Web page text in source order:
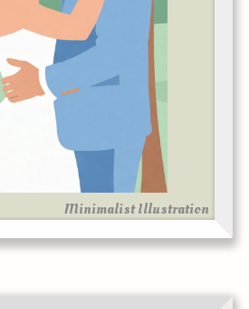
Minimalist Illustration